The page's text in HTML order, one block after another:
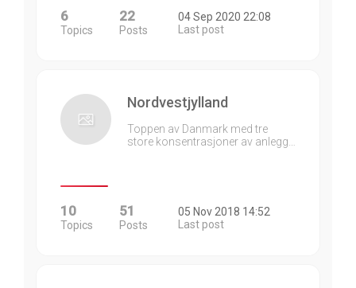
6
Topics
22
Posts
04 Sep 2020 22:08
Last post
Nordvestjylland
Toppen av Danmark med tre
store konsentrasjoner av anlegg…
10
Topics
51
Posts
05 Nov 2018 14:52
Last post